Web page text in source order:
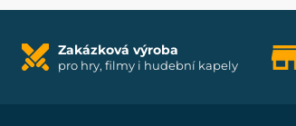
Zakázková výroba
pro hry, filmy i hudební kapely